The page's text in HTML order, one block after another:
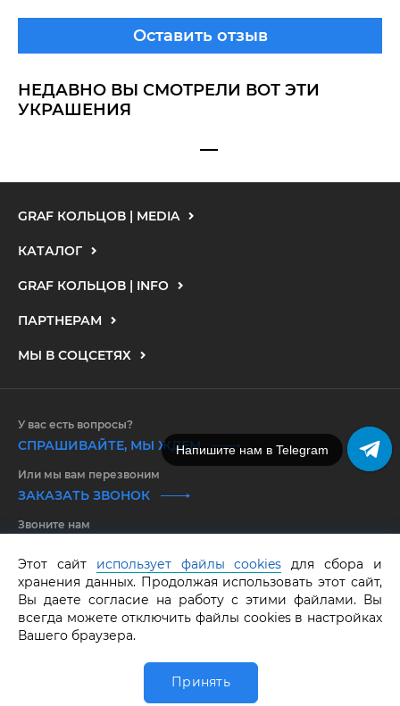
Оставить отзыв
НЕДАВНО ВЫ СМОТРЕЛИ ВОТ ЭТИ
УКРАШЕНИЯ
GRAF КОЛЬЦОВ | MEDIA
КАТАЛОГ
GRAF КОЛЬЦОВ | INFO
ПАРТНЕРАМ
МЫ В СОЦСЕТЯХ
GRAF КОЛЬЦОВ. Все права защищены.
У вас есть вопросы?
СПРАШИВАЙТЕ, МЫ ЖДЕМ
Или мы вам перезвоним
ЗАКАЗАТЬ ЗВОНОК
Звоните нам
Этот сайт использует файлы cookies для сбора и
хранения данных. Продолжая использовать этот сайт,
Вы даете согласие на работу с этими файлами. Вы
всегда можете отключить файлы cookies в настройках
Вашего браузера.
Принять
Напишите нам в MAX